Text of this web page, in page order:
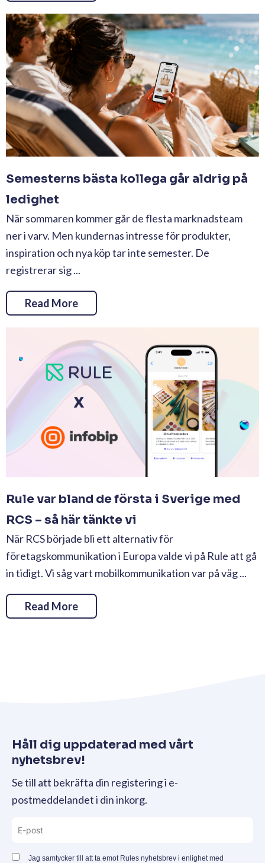
Semesterns bästa kollega går aldrig på
ledighet
När sommaren kommer går de flesta marknadsteam
ner i varv. Men kundernas intresse för produkter,
inspiration och nya köp tar inte semester. De
registrerar sig ...
Read More
Rule var bland de första i Sverige med
RCS – så här tänkte vi
När RCS började bli ett alternativ för
företagskommunikation i Europa valde vi på Rule att gå
in tidigt. Vi såg vart mobilkommunikation var på väg ...
Read More
Håll dig uppdaterad med vårt
nyhetsbrev!
Se till att bekräfta din registering i e-
postmeddelandet i din inkorg.
Jag samtycker till att ta emot Rules nyhetsbrev i enlighet med